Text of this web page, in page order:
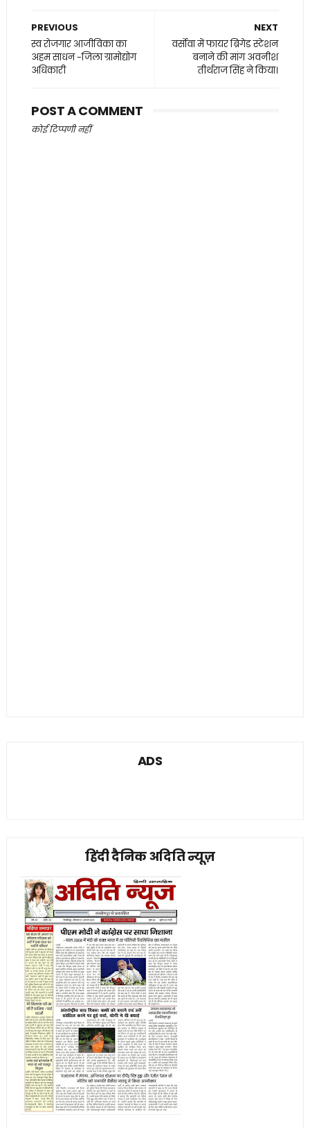
NEXT
वर्सोवा में फायर ब्रिगेड स्टेशन
बनाने की मांग अवनीश
तीर्थराज सिंह ने किया।
PREVIOUS
स्व रोजगार आजीविका का
अहम साधन -जिला ग्रामोद्योग
अधिकारी
POST A COMMENT
कोई टिप्पणी नहीं
ADS
हिंदी दैनिक अदिति न्यूज़